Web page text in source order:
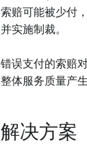
索赔可能被少付
并实施制裁。
错误支付的索赔
整体服务质量产
解决方案